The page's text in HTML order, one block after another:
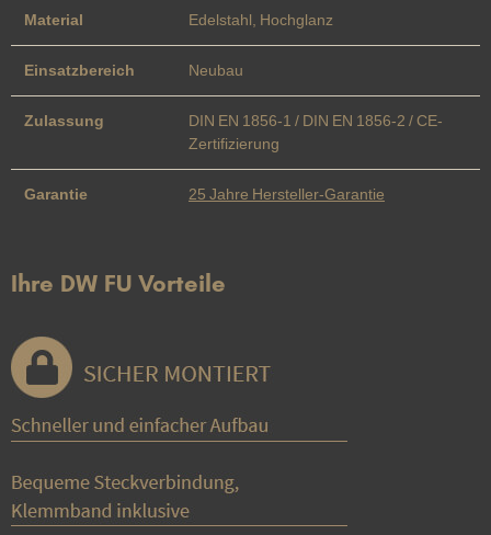
Material Edelstahl, Hochglanz
Einsatzbereich Neubau
Zulassung
DIN EN 1856-1 / DIN EN 1856-2 / CE-
Zertifizierung
Garantie 25 Jahre Hersteller-Garantie
Ihre DW FU Vorteile